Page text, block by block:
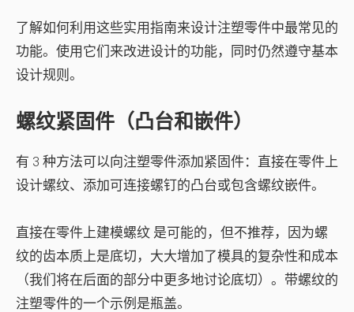
了解如何利用这些实用指南来设计注塑零件中最常见的
功能。使用它们来改进设计的功能，同时仍然遵守基本
设计规则。
螺纹紧固件（凸台和嵌件）
有 3 种方法可以向注塑零件添加紧固件：直接在零件上
设计螺纹、添加可连接螺钉的凸台或包含螺纹嵌件。
直接在零件上建模螺纹 是可能的，但不推荐，因为螺
纹的齿本质上是底切，大大增加了模具的复杂性和成本
（我们将在后面的部分中更多地讨论底切）。带螺纹的
注塑零件的一个示例是瓶盖。